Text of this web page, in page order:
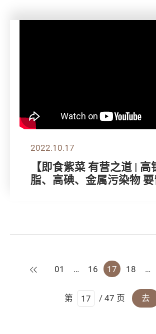
2022.10.17
【即食紫菜 有营之道 | 高
脂、高碘、金属污染物 要
上一页
01 … 16 17 18 …
第 / 47 页 去